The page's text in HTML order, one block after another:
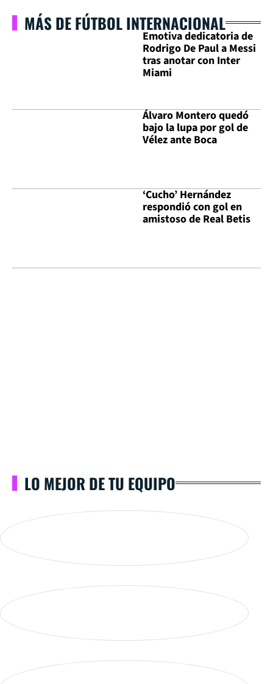
MÁS DE FÚTBOL INTERNACIONAL
Emotiva dedicatoria de
Rodrigo De Paul a Messi
tras anotar con Inter
Miami
Álvaro Montero quedó
bajo la lupa por gol de
Vélez ante Boca
‘Cucho’ Hernández
respondió con gol en
amistoso de Real Betis
LO MEJOR DE TU EQUIPO